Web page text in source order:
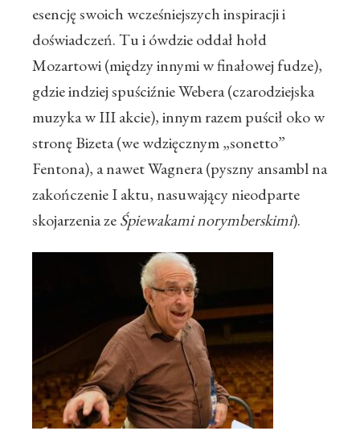
esencję swoich wcześniejszych inspiracji i
doświadczeń. Tu i ówdzie oddał hołd
Mozartowi (między innymi w finałowej fudze),
gdzie indziej spuściźnie Webera (czarodziejska
muzyka w III akcie), innym razem puścił oko w
stronę Bizeta (we wdzięcznym „sonetto”
Fentona), a nawet Wagnera (pyszny ansambl na
zakończenie I aktu, nasuwający nieodparte
skojarzenia zeŚpiewakami norymberskimi).